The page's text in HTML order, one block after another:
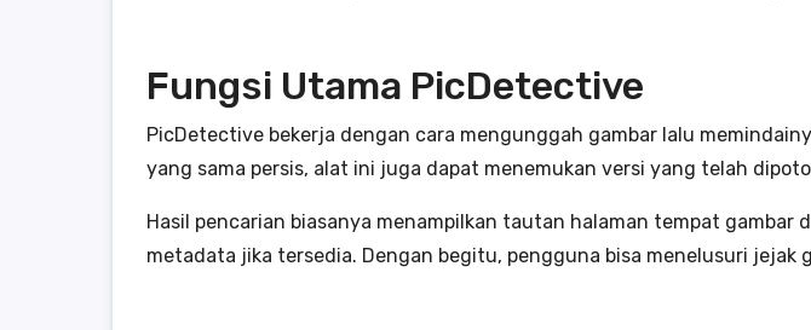
Fungsi Utama PicDetective
PicDetective bekerja dengan cara mengunggah gambar lalu
yang sama persis, alat ini juga dapat menemukan versi yang telah
Hasil pencarian biasanya menampilkan tautan halaman tempat
metadata jika tersedia. Dengan begitu, pengguna bisa menelusuri jejak